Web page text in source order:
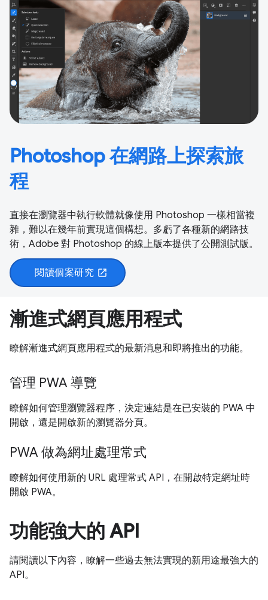
Photoshop 在網路上探索旅
程
直接在瀏覽器中執行軟體就像使用 Photoshop 一樣相當複
雜，難以在幾年前實現這個構想。多虧了各種新的網路技
術，Adobe 對 Photoshop 的線上版本提供了公開測試版。
閱讀個案研究 open_in_new
漸進式網頁應用程式
瞭解漸進式網頁應用程式的最新消息和即將推出的功能。
管理 PWA 導覽
瞭解如何管理瀏覽器程序，決定連結是在已安裝的 PWA 中
開啟，還是開啟新的瀏覽器分頁。
PWA 做為網址處理常式
瞭解如何使用新的 URL 處理常式 API，在開啟特定網址時
開啟 PWA。
功能強大的 API
請閱讀以下內容，瞭解一些過去無法實現的新用途最強大的
API。